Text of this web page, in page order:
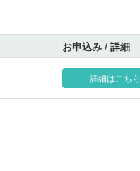
お申込み / 詳細
詳細はこちら